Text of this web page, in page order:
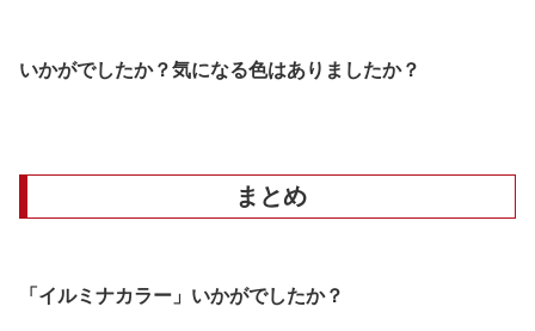
いかがでしたか？気になる色はありましたか？
まとめ
「イルミナカラー」いかがでしたか？